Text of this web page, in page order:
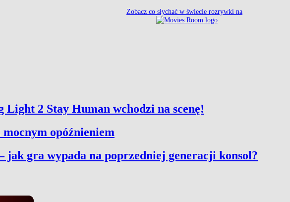
Zobacz co słychać w świecie rozrywki na
Light 2 Stay Human wchodzi na scenę!
opóźnieniem
jak gra wypada na poprzedniej generacji konsol?